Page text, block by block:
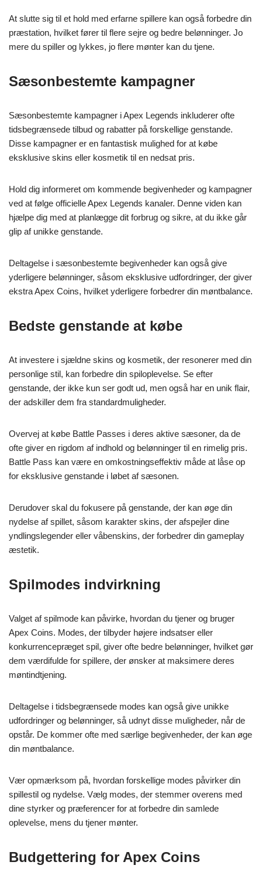
At slutte sig til et hold med erfarne spillere kan også forbedre din
præstation, hvilket fører til flere sejre og bedre belønninger. Jo
mere du spiller og lykkes, jo flere mønter kan du tjene.
Sæsonbestemte kampagner
Sæsonbestemte kampagner i Apex Legends inkluderer ofte
tidsbegrænsede tilbud og rabatter på forskellige genstande.
Disse kampagner er en fantastisk mulighed for at købe
eksklusive skins eller kosmetik til en nedsat pris.
Hold dig informeret om kommende begivenheder og kampagner
ved at følge officielle Apex Legends kanaler. Denne viden kan
hjælpe dig med at planlægge dit forbrug og sikre, at du ikke går
glip af unikke genstande.
Deltagelse i sæsonbestemte begivenheder kan også give
yderligere belønninger, såsom eksklusive udfordringer, der giver
ekstra Apex Coins, hvilket yderligere forbedrer din møntbalance.
Bedste genstande at købe
At investere i sjældne skins og kosmetik, der resonerer med din
personlige stil, kan forbedre din spiloplevelse. Se efter
genstande, der ikke kun ser godt ud, men også har en unik flair,
der adskiller dem fra standardmuligheder.
Overvej at købe Battle Passes i deres aktive sæsoner, da de
ofte giver en rigdom af indhold og belønninger til en rimelig pris.
Battle Pass kan være en omkostningseffektiv måde at låse op
for eksklusive genstande i løbet af sæsonen.
Derudover skal du fokusere på genstande, der kan øge din
nydelse af spillet, såsom karakter skins, der afspejler dine
yndlingslegender eller våbenskins, der forbedrer din gameplay
æstetik.
Spilmodes indvirkning
Valget af spilmode kan påvirke, hvordan du tjener og bruger
Apex Coins. Modes, der tilbyder højere indsatser eller
konkurrencepræget spil, giver ofte bedre belønninger, hvilket gør
dem værdifulde for spillere, der ønsker at maksimere deres
møntindtjening.
Deltagelse i tidsbegrænsede modes kan også give unikke
udfordringer og belønninger, så udnyt disse muligheder, når de
opstår. De kommer ofte med særlige begivenheder, der kan øge
din møntbalance.
Vær opmærksom på, hvordan forskellige modes påvirker din
spillestil og nydelse. Vælg modes, der stemmer overens med
dine styrker og præferencer for at forbedre din samlede
oplevelse, mens du tjener mønter.
Budgettering for Apex Coins